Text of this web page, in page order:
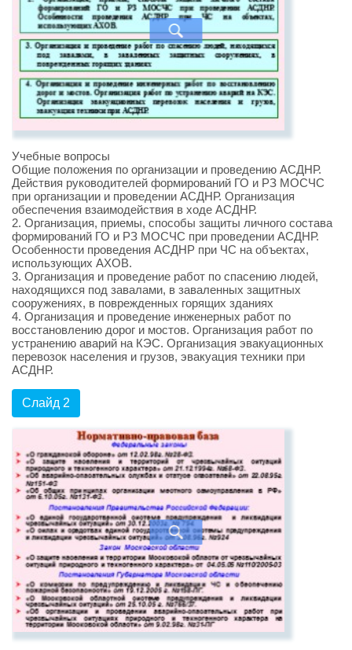
Учебные вопросы
Общие положения по организации и проведению АСДНР.
Действия руководителей формирований ГО и РЗ МОСЧС
при организации и проведении АСДНР. Организация
обеспечения взаимодействия в ходе АСДНР.
2. Организация, приемы, способы защиты личного состава
формирований ГО и РЗ МОСЧС при проведении АСДНР.
Особенности проведения АСДНР при ЧС на объектах,
использующих АХОВ.
3. Организация и проведение работ по спасению людей,
находящихся под завалами, в заваленных защитных
сооружениях, в поврежденных горящих зданиях
4. Организация и проведение инженерных работ по
восстановлению дорог и мостов. Организация работ по
устранению аварий на КЭС. Организация эвакуационных
перевозок населения и грузов, эвакуация техники при
АСДНР.
Слайд 2